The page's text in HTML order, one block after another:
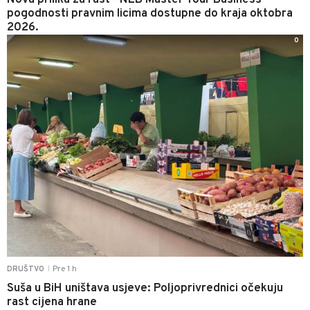
pogodnosti pravnim licima dostupne do kraja oktobra
2026.
DRUŠTVO Pre 1 h
Suša u BiH uništava usjeve: Poljoprivrednici očekuju
rast cijena hrane
0